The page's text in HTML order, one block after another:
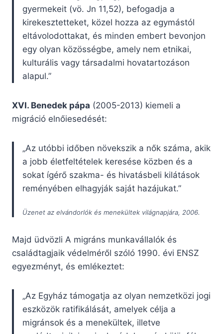
gyermekeit (vö. Jn 11,52), befogadja a
kirekesztetteket, közel hozza az egymástól
eltávolodottakat, és minden embert bevonjon
egy olyan közösségbe, amely nem etnikai,
kulturális vagy társadalmi hovatartozáson
alapul.”
XVI. Benedek pápa (2005-2013) kiemeli a
migráció elnőiesedését:
„Az utóbbi időben növekszik a nők száma, akik
a jobb életfeltételek keresése közben és a
sokat ígérő szakma- és hivatásbeli kilátások
reményében elhagyják saját hazájukat.”
Üzenet az elvándorlók és menekültek világnapjára, 2006.
Majd üdvözli A migráns munkavállalók és
családtagjaik védelméről szóló 1990. évi ENSZ
egyezményt, és emlékeztet:
„Az Egyház támogatja az olyan nemzetközi jogi
eszközök ratifikálását, amelyek célja a
migránsok és a menekültek, illetve